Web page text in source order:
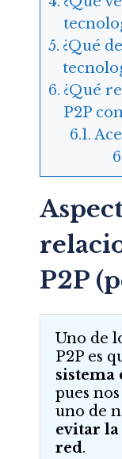
¿Qué
¿Qué
P2P
P2P
Uno de
P2P es
sistema
pues
uno de
evitar la
red.